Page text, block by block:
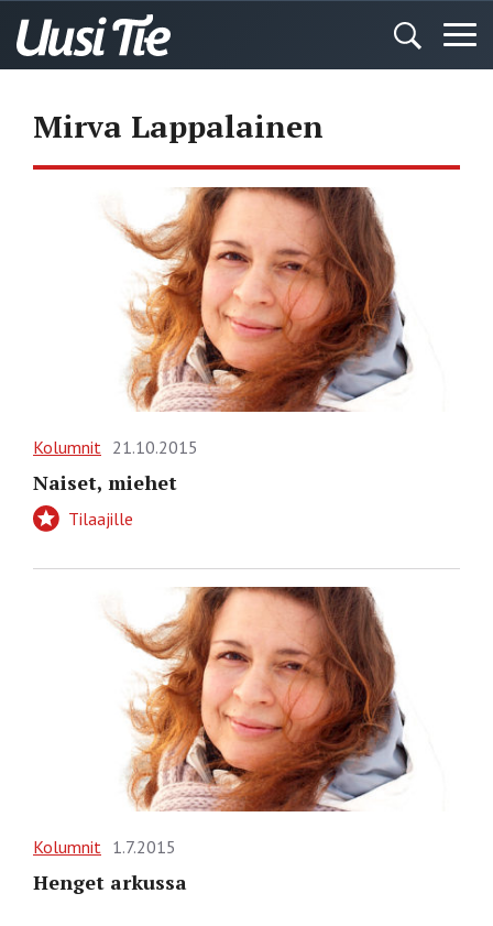
Mirva Lappalainen
Kolumnit 21.10.2015
Naiset, miehet
Tilaajille
Kolumnit 1.7.2015
Henget arkussa